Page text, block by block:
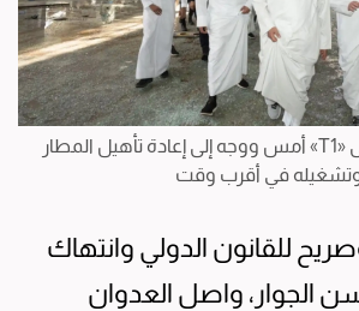
العبدالله تفقد مبنى «T1» أمس ووجه إلى إعادة تأهيل المطار
في أقرب وقت
للقانون الدولي وانتهاك
الجوار، واصل العدوان